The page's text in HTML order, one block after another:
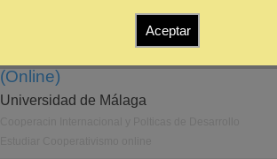
Doctorado en Cooperación
(Online)
Universidad de Málaga
Aceptar